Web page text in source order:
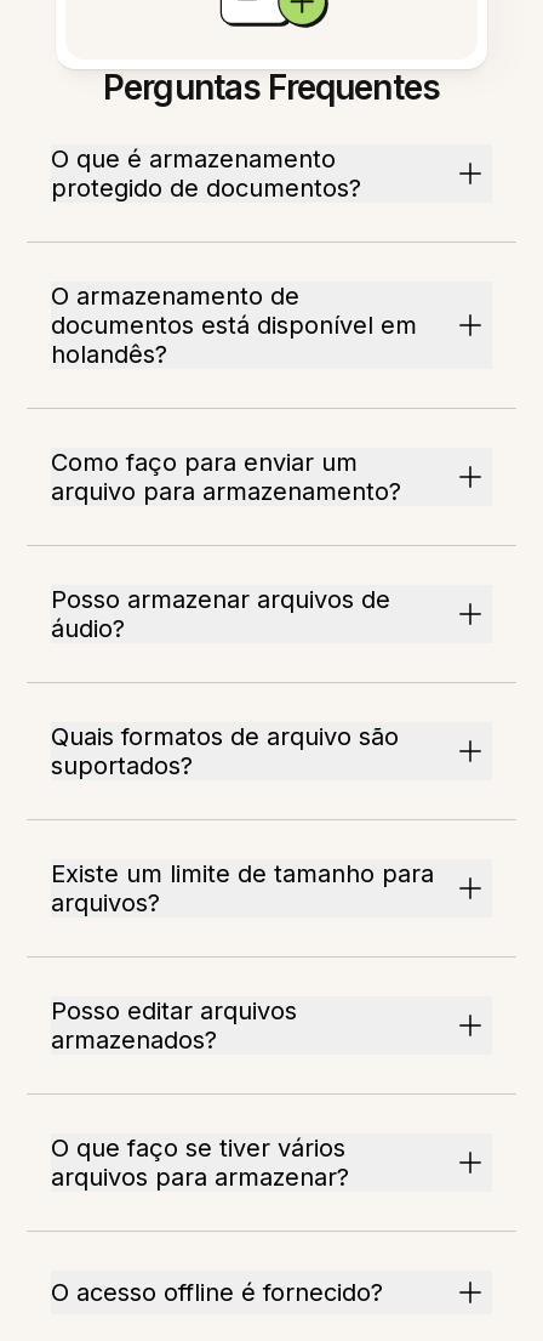
Perguntas Frequentes
O que é armazenamento
protegido de documentos?
O armazenamento de
documentos está disponível em
holandês?
Como faço para enviar um
arquivo para armazenamento?
Posso armazenar arquivos de
áudio?
Quais formatos de arquivo são
suportados?
Existe um limite de tamanho para
arquivos?
Posso editar arquivos
armazenados?
O que faço se tiver vários
arquivos para armazenar?
O acesso offline é fornecido?